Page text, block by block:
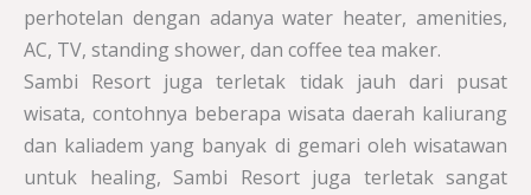
perhotelan dengan adanya water heater, amenities,
AC, TV, standing shower, dan coffee tea maker.
Sambi Resort juga terletak tidak jauh dari pusat
wisata, contohnya beberapa wisata daerah kaliurang
dan kaliadem yang banyak di gemari oleh wisatawan
untuk healing, Sambi Resort juga terletak sangat